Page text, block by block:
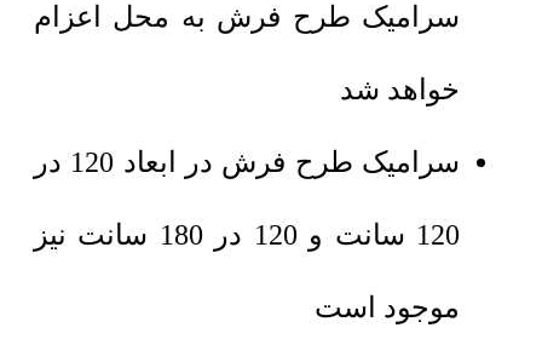
سرامیک طرح فرش به محل اعزام
خواهد شد
سرامیک طرح فرش در ابعاد 120 در
120 سانت و 120 در 180 سانت نیز
موجود است